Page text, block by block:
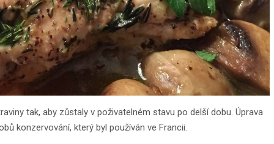
tak, aby zůstaly v poživatelném stavu po delší dobu. Úprava
konzervování, který byl používán ve Francii.